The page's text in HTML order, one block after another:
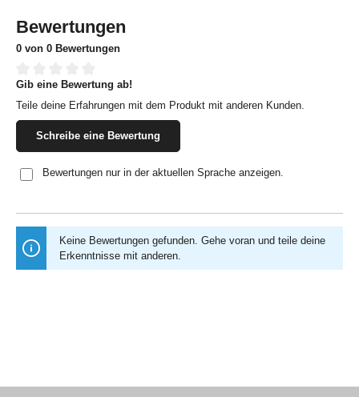
Bewertungen
0 von 0 Bewertungen
Durchschnittliche Bewertung von 0 von 5 Sternen
Gib eine Bewertung ab!
Teile deine Erfahrungen mit dem Produkt mit anderen Kunden.
Schreibe eine Bewertung
Bewertungen nur in der aktuellen Sprache anzeigen.
Keine Bewertungen gefunden. Gehe voran und teile deine
Erkenntnisse mit anderen.